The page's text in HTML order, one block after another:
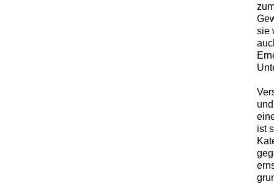
sie
ist